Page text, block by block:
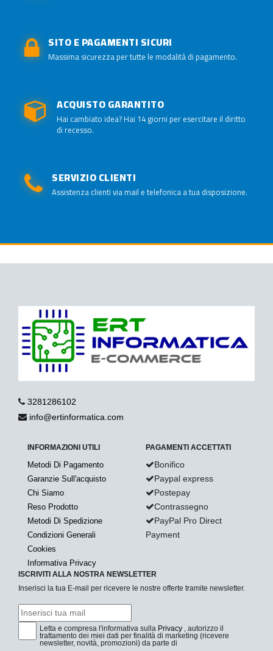
SITO E PAGAMENTI SICURI
Massima sicurezza per tutte le modalità di pagamento.
ACQUISTO GARANTITO
Hai cambiato idea? Hai 14 giorni per esercitare il diritto
di recesso.
SERVIZIO CLIENTI
Assistenza clienti via mail e telefonica a tua disposizione.
3281286102
info@ertinformatica.com
INFORMAZIONI UTILI
Metodi Di Pagamento
Garanzie Sull'acquisto
Chi Siamo
Reso Prodotto
Metodi Di Spedizione
Condizioni Generali
Cookies
Informativa Privacy
PAGAMENTI ACCETTATI
Bonifico
Paypal express
Postepay
Contrassegno
PayPal Pro Direct
Payment
ISCRIVITI ALLA NOSTRA NEWSLETTER
Inserisci la tua E-mail per ricevere le nostre offerte tramite newsletter.
Letta e compresa l'informativa sulla Privacy , autorizzo il
trattamento dei miei dati per finalità di marketing (ricevere
newsletter, novità, promozioni) da parte di